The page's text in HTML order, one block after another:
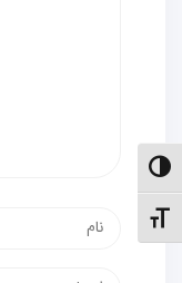
حالت کنتراست بالا
تنظیم اندازهٔ فونت